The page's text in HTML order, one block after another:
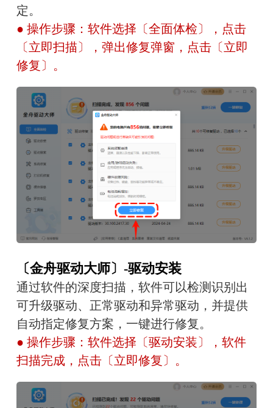
定。
● 操作步骤：软件选择〔全面体检〕，点击
〔立即扫描〕，弹出修复弹窗，点击〔立即
修复〕。
〔金舟驱动大师〕-驱动安装
通过软件的深度扫描，软件可以检测识别出
可升级驱动、正常驱动和异常驱动，并提供
自动指定修复方案，一键进行修复。
● 操作步骤：软件选择〔驱动安装〕，软件
扫描完成，点击〔立即修复〕。